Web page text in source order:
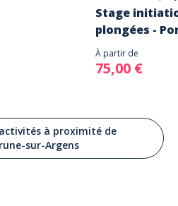
Stage
plongées -
À partir de
75,00 €
à proximité de
sur-Argens